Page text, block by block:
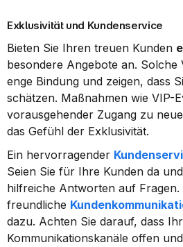
Exklusivität und Kundenservice
Bieten Sie Ihren treuen Kunden
besondere Angebote an. Solche
enge Bindung und zeigen, dass
schätzen. Maßnahmen wie VIP-
vorausgehender Zugang zu
das Gefühl der Exklusivität.
Ein hervorragender
Seien Sie für Ihre Kunden da
hilfreiche Antworten auf Fragen.
freundliche
dazu. Achten Sie darauf, dass
Kommunikationskanäle offen